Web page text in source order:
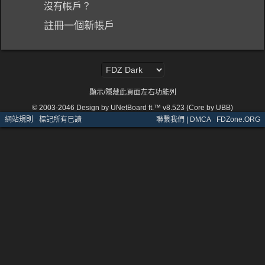
沒有帳戶？
註冊一個新帳戶
顯示/隱藏此頁面左右功能列
© 2003-2046 Design by UNetBoard ft.™ v8.523 (Core by UBB)
網站規則 · 標記所有已讀 聯繫我們 | DMCA· FDZone.ORG